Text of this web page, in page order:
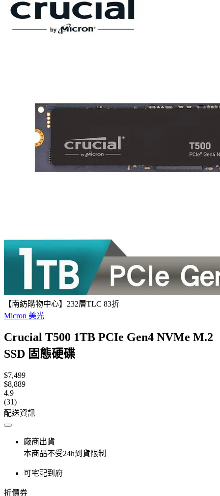
【南紡購物中心】232層TLC 83折
Micron 美光
Crucial T500 1TB PCIe Gen4 NVMe M.2
SSD 固態硬碟
$7,499
$8,889
4.9
(31)
配送資訊
廠商出貨
本商品不受24h到貨限制
可宅配到府
折價券